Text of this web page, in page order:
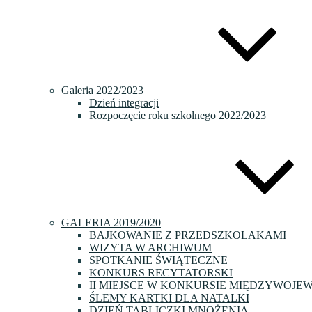
Galeria 2022/2023
Dzień integracji
Rozpoczęcie roku szkolnego 2022/2023
GALERIA 2019/2020
BAJKOWANIE Z PRZEDSZKOLAKAMI
WIZYTA W ARCHIWUM
SPOTKANIE ŚWIĄTECZNE
KONKURS RECYTATORSKI
II MIEJSCE W KONKURSIE
ŚLEMY KARTKI DLA NATALKI